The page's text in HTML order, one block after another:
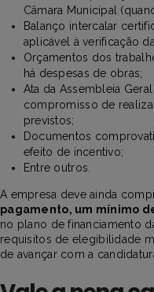
Câmara Municipal
Balanço intercalar
aplicável à verificação
Orçamentos dos
há despesas de obras;
Ata da Assembleia
compromisso de
previstos;
Documentos
efeito de incentivo;
Entre outros.
A empresa deve ainda
pagamento, um mínimo
no plano de financiamento
requisitos de elegibilidade
de avançar com a